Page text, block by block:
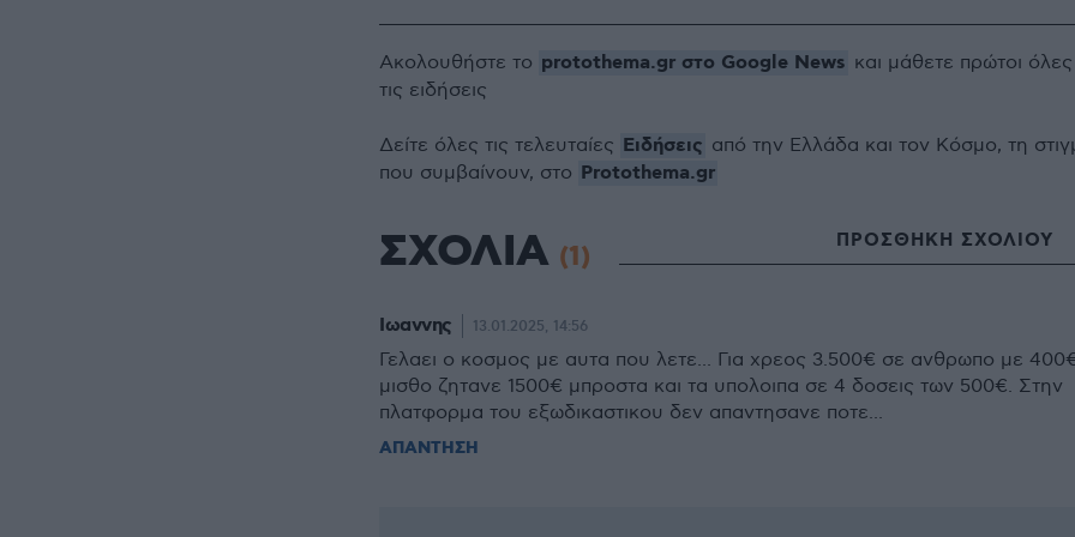
Ακολουθήστε το protothema.gr στο Google News και μάθετε πρώτοι όλες
τις ειδήσεις
Δείτε όλες τις τελευταίες Ειδήσεις από την Ελλάδα και τον Κόσμο, τη
που συμβαίνουν, στο Protothema.gr
ΣΧΟΛΙΑ (1) ΠΡΟΣΘΗΚΗ ΣΧΟΛΙΟΥ
Ιωαννης 13.01.2025, 14:56
Γελαει ο κοσμος με αυτα που λετε... Για χρεος 3.500€ σε ανθρωπο με
μισθο ζητανε 1500€ μπροστα και τα υπολοιπα σε 4 δοσεις των 500€. Στην
πλατφορμα του εξωδικαστικου δεν απαντησανε ποτε...
ΑΠΑΝΤΗΣΗ